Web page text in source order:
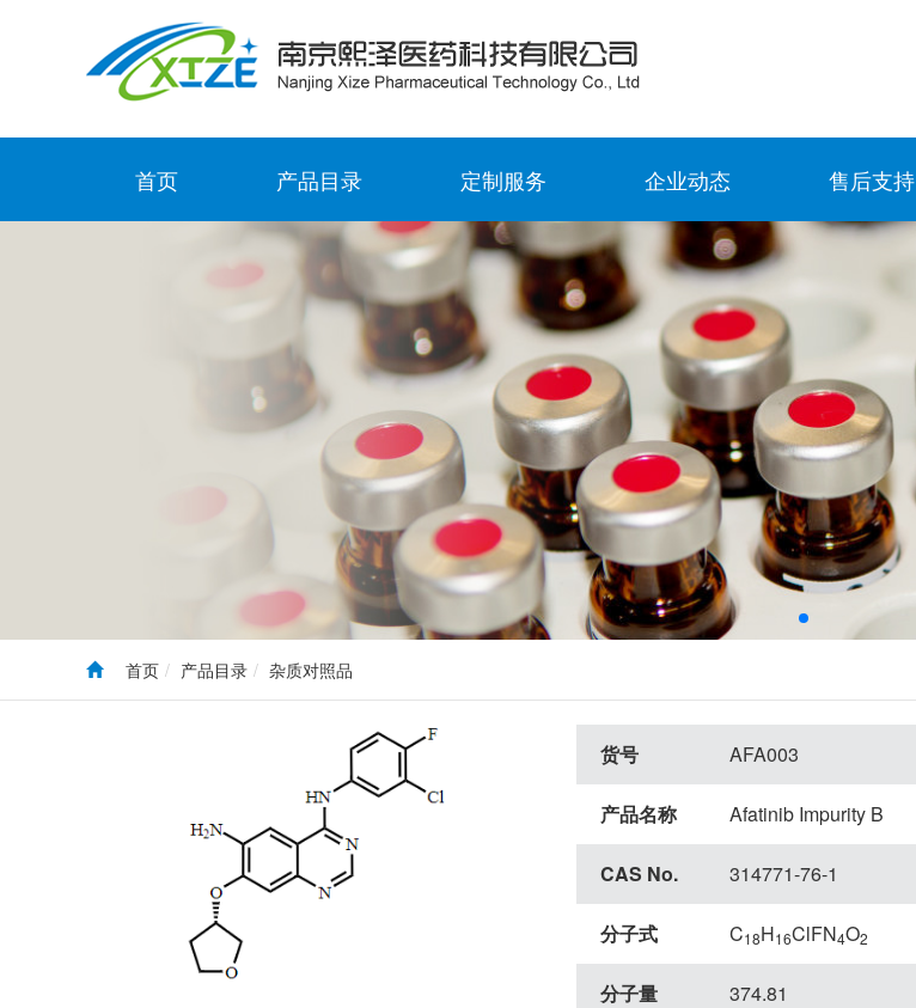
首页 产品目录 定制服务 企业动态 售后支持
首页 产品目录 杂质对照品
货号 AFA003
产品名称 Afatinib Impurity B
CAS No. 314771-76-1
分子式 C18H16ClFN4O2
分子量 374.81